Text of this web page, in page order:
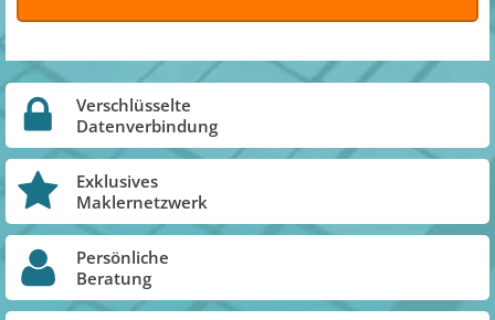
Verschlüsselte
Datenverbindung
Exklusives
Maklernetzwerk
Persönliche
Beratung